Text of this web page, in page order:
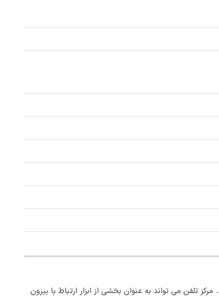
تلفن می تواند به عنوان بخشی از ابزار ارتباط با بیرون